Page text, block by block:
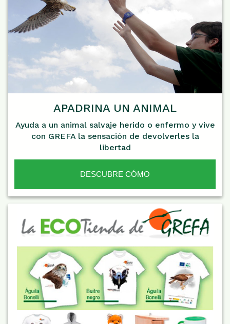
APADRINA UN ANIMAL
Ayuda a un animal salvaje herido o enfermo y vive
con GREFA la sensación de devolverles la
libertad
DESCUBRE CÓMO